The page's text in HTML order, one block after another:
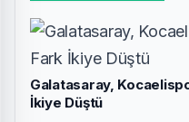
Galatasaray,
İkiye Düştü